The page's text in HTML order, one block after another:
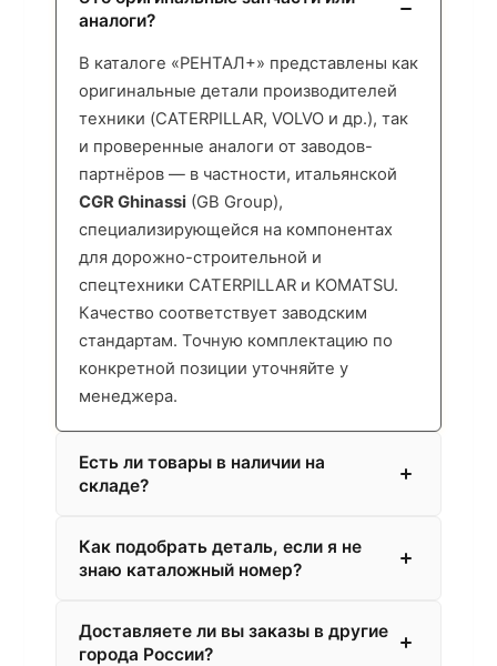
аналоги?
В каталоге «РЕНТАЛ+» представлены как
оригинальные детали производителей
техники (CATERPILLAR, VOLVO и др.), так
и проверенные аналоги от заводов-
партнёров — в частности, итальянской
CGR Ghinassi (GB Group),
специализирующейся на компонентах
для дорожно-строительной и
спецтехники CATERPILLAR и KOMATSU.
Качество соответствует заводским
стандартам. Точную комплектацию по
конкретной позиции уточняйте у
менеджера.
Есть ли товары в наличии на
складе?
Как подобрать деталь, если я не
знаю каталожный номер?
Доставляете ли вы заказы в другие
города России?